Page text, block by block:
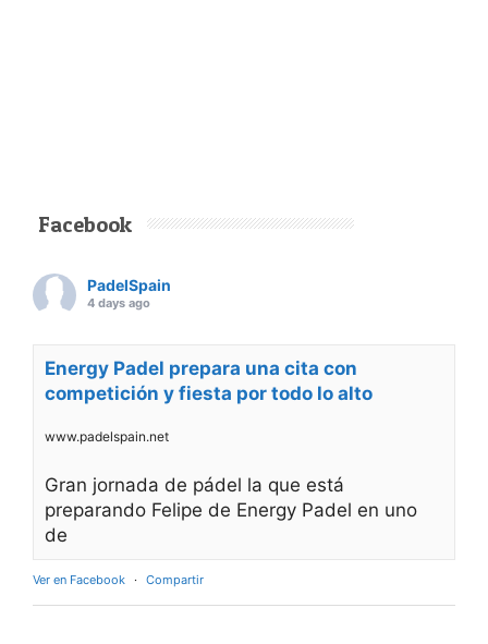
Facebook
PadelSpain
4 days ago
Energy Padel prepara una cita con
competición y fiesta por todo lo alto
www.padelspain.net
Gran jornada de pádel la que está
preparando Felipe de Energy Padel en uno
de
Ver en Facebook · Compartir